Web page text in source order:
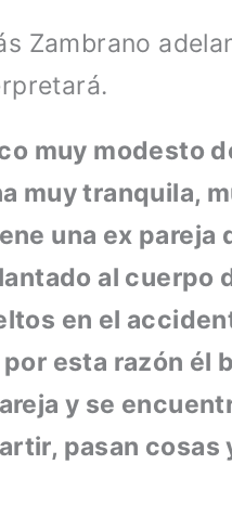
Zambrano
muy modesto
muy tranquila,
una ex pareja
al cuerpo
en el
esta razón él
y se
pasan